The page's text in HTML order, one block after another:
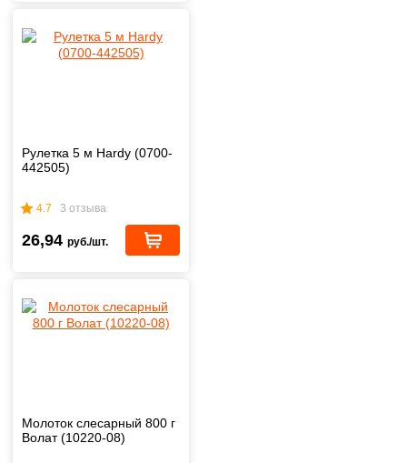
Рулетка 5 м Hardy (0700-
442505)
4.7 3 отзыва
26,94 руб./шт.
Молоток слесарный 800 г
Волат (10220-08)